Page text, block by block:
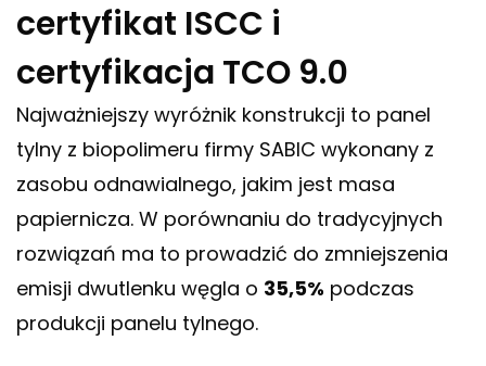
certyfikat ISCC i
certyfikacja TCO 9.0
Najważniejszy wyróżnik konstrukcji to panel
tylny z biopolimeru firmy SABIC wykonany z
zasobu odnawialnego, jakim jest masa
papiernicza. W porównaniu do tradycyjnych
rozwiązań ma to prowadzić do zmniejszenia
emisji dwutlenku węgla o 35,5% podczas
produkcji panelu tylnego.